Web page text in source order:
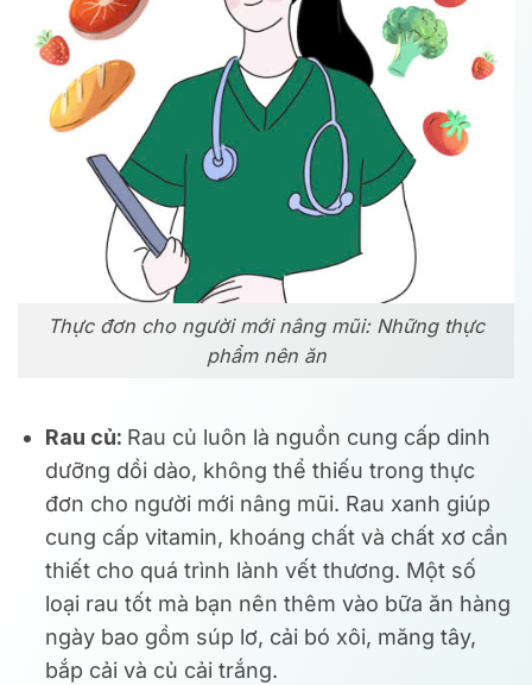
Thực đơn cho người mới nâng mũi: Những thực
phẩm nên ăn
Rau củ: Rau củ luôn là nguồn cung cấp dinh
dưỡng dồi dào, không thể thiếu trong thực
đơn cho người mới nâng mũi. Rau xanh giúp
cung cấp vitamin, khoáng chất và chất xơ cần
thiết cho quá trình lành vết thương. Một số
loại rau tốt mà bạn nên thêm vào bữa ăn hàng
ngày bao gồm súp lơ, cải bó xôi, măng tây,
bắp cải và củ cải trắng.